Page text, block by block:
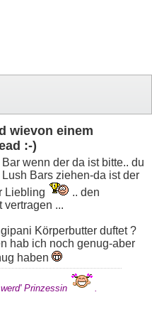
wievon einem
:-)
wenn der da ist bitte.. du
Bars ziehen-da ist der
Liebling
.. den
vertragen ...
Körperbutter duftet ?
hab ich noch genug-aber
haben
Prinzessin